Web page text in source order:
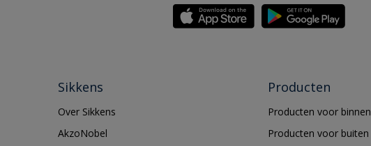
Sikkens
Over Sikkens
AkzoNobel
Producten
Producten voor binnen
Producten voor buiten